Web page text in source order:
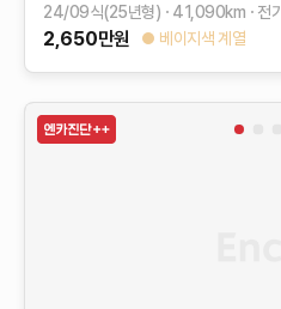
24/09식(25년형) 41,090km 전기
2,650만원 베이지색 계열